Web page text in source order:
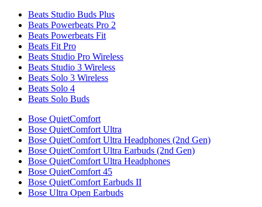
Beats Studio Buds Plus
Beats Powerbeats Pro 2
Beats Powerbeats Fit
Beats Fit Pro
Beats Studio Pro Wireless
Beats Studio 3 Wireless
Beats Solo 3 Wireless
Beats Solo 4
Beats Solo Buds
Bose QuietComfort
Bose QuietComfort Ultra
Bose QuietComfort Ultra Headphones (2nd Gen)
Bose QuietComfort Ultra Earbuds (2nd Gen)
Bose QuietComfort Ultra Headphones
Bose QuietComfort 45
Bose QuietComfort Earbuds II
Bose Ultra Open Earbuds